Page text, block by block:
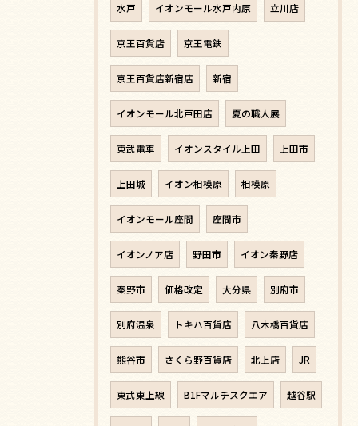
水戸 イオンモール水戸内原 立川店
京王百貨店 京王電鉄
京王百貨店新宿店 新宿
イオンモール北戸田店 夏の職人展
東武電車 イオンスタイル上田 上田市
上田城 イオン相模原 相模原
イオンモール座間 座間市
イオンノア店 野田市 イオン秦野店
秦野市 価格改定 大分県 別府市
別府温泉 トキハ百貨店 八木橋百貨店
熊谷市 さくら野百貨店 北上店 JR
東武東上線 B1Fマルチスクエア 越谷駅